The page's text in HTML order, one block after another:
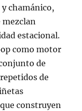
chamánico,
mezclan
estacional.
como motor
de
de
construyen